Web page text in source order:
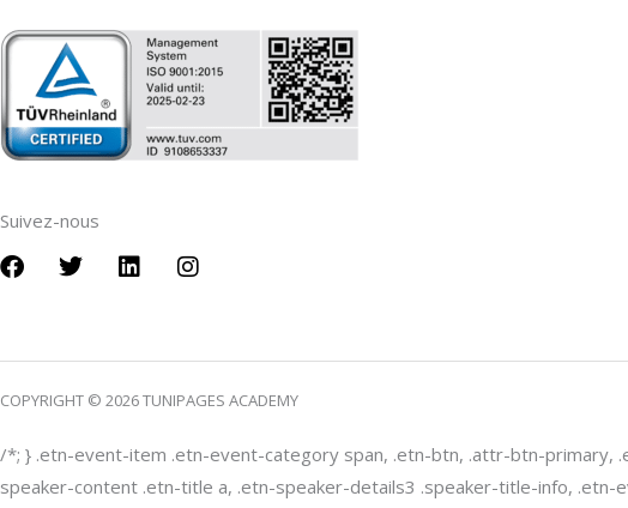
Suivez-nous
F
a
b
o
T
t
r
L
e
i
I
a
r
m
COPYRIGHT © 2026 TUNIPAGES ACADEMY
/*; } .etn-event-item .etn-event-category span, .etn-btn, .attr-btn-primary,
speaker-content .etn-title a, .etn-speaker-details3 .speaker-title-info,